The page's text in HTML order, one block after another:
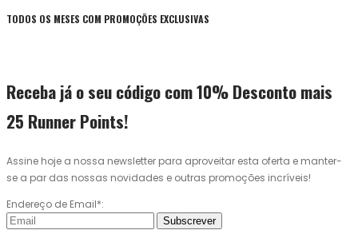
TODOS OS MESES COM PROMOÇÕES EXCLUSIVAS
Receba já o seu código com 10% Desconto mais
25 Runner Points!
Assine hoje a nossa newsletter para aproveitar esta oferta e manter-
se a par das nossas novidades e outras promoções incríveis!
Endereço de Email*:
Subscrever